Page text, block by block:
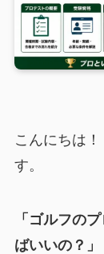
こんにちは
す。
「ゴルフの
ばいいの？」